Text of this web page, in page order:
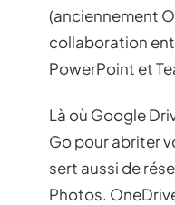
(anciennement
collaboration
PowerPoint et
Là où Google
Go pour abriter
sert aussi de
Photos.